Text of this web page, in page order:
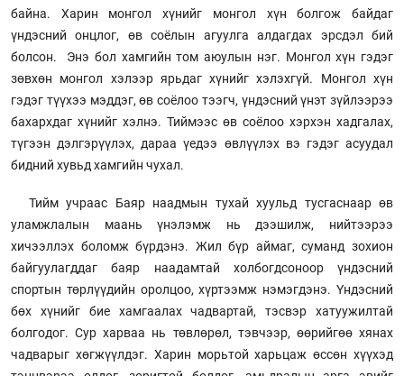
байна. Харин монгол хүнийг монгол хүн болгож байдаг
үндэсний онцлог, өв соёлын агуулга алдагдах эрсдэл бий
болсон. Энэ бол хамгийн том аюулын нэг. Монгол хүн гэдэг
зөвхөн монгол хэлээр ярьдаг хүнийг хэлэхгүй. Монгол хүн
гэдэг түүхээ мэддэг, өв соёлоо тээгч, үндэсний үнэт зүйлээрээ
бахархдаг хүнийг хэлнэ. Тиймээс өв соёлоо хэрхэн хадгалах,
түгээн дэлгэрүүлэх, дараа үедээ өвлүүлэх вэ гэдэг асуудал
бидний хувьд хамгийн чухал.
Тийм учраас Баяр наадмын тухай хуульд тусгаснаар өв
уламжлалын маань үнэлэмж нь дээшилж, нийтээрээ
хичээллэх боломж бүрдэнэ. Жил бүр аймаг, суманд зохион
байгуулагддаг баяр наадамтай холбогдсоноор үндэсний
спортын төрлүүдийн оролцоо, хүртээмж нэмэгдэнэ. Үндэсний
бөх хүнийг бие хамгаалах чадвартай, тэсвэр хатуужилтай
болгодог. Сур харваа нь төвлөрөл, тэвчээр, өөрийгөө хянах
чадварыг хөгжүүлдэг. Харин морьтой харьцаж өссөн хүүхэд